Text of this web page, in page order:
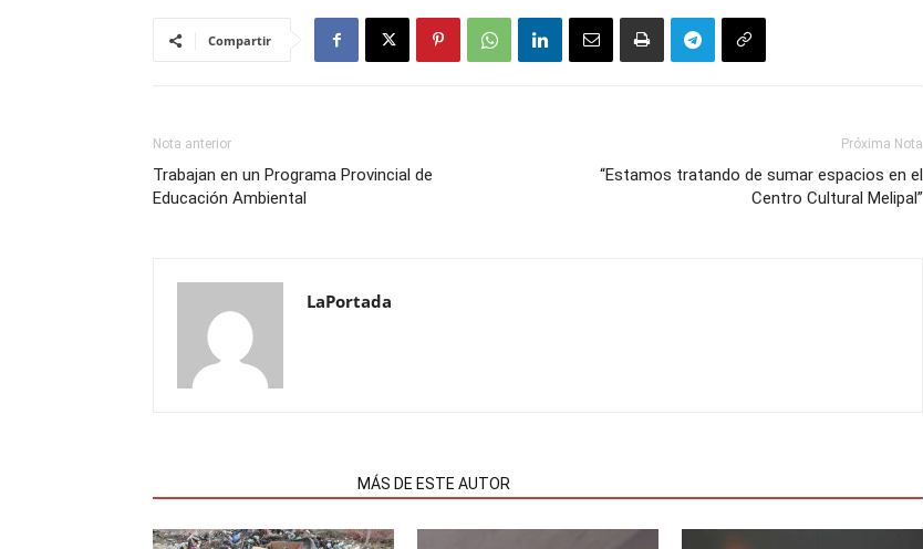
Compartir
Nota anterior
Trabajan en un Programa Provincial de
Educación Ambiental
Próxima Nota
“Estamos tratando de sumar espacios en el
Centro Cultural Melipal”
LaPortada
MÁS DE ESTE AUTOR